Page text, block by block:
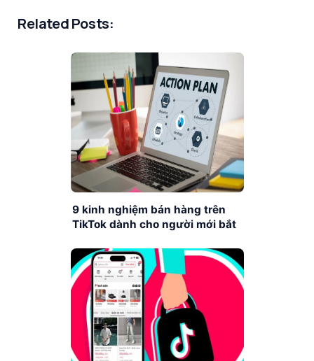
Related Posts:
9 kinh nghiệm bán hàng trên
TikTok dành cho người mới bắt